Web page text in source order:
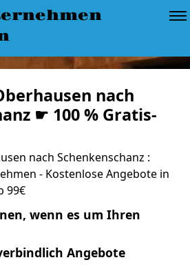
nach
☛ 100 % Gratis-
nach Schenkenschanz :
- Kostenlose Angebote in
99€
wenn es um Ihren
Angebote